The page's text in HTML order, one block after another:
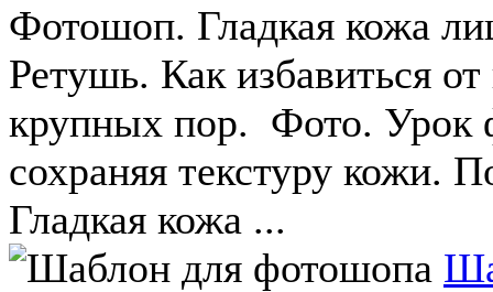
Фотошоп. Гладкая кожа
Ретушь. Как избавиться
крупных пор. Фото. Урок
сохраняя текстуру кожи.
Гладкая кожа ...